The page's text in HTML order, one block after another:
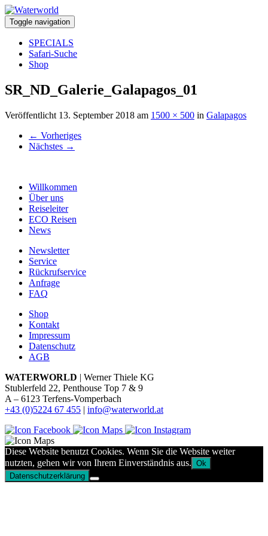
Toggle navigation
SPECIALS
Safari-Suche
Shop
SR_ND_Galerie_Galapagos_01
Veröffentlicht 13. September 2018 am 1500 × 500 in Galapagos
← Vorheriges
Nächstes →
Willkommen
Über uns
Reiseleiter
ECO Reisen
News
Newsletter
Service
Rückrufservice
Anfrage
FAQ
Shop
Kontakt
Impressum
Datenschutz
AGB
WATERWORLD | Werner Thiele KG
Stublerfeld 22, Penthouse Top 7 & 9
A – 6123 Terfens-Vomperbach
+43 (0)5224 67 455 | info@waterworld.at
Diese Website benutzt Cookies. Wenn Sie die Website weiter
nutzten, gehen wir von Ihrem Einverständnis aus. Ok
Datenschutzerklärung